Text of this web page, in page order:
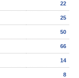
22
25
50
66
14
8